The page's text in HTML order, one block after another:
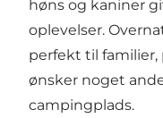
høns og kaniner
oplevelser.
perfekt til familier,
ønsker noget
campingplads.